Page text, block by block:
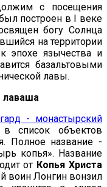
с посещения
построен в I веке
богу Солнца
на территории
эпохе язычества и
базальтовыми
лавы.
лаваша
- монастырский
в список объектов
Полное название -
копья». Название
от Копья Христа
воин Лонгин вонзил